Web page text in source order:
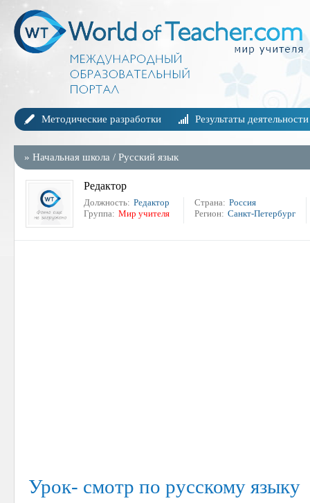
Методические разработки Результаты деятельности
» Начальная школа / Русский язык
Редактор
Должность: Редактор
Группа: Мир учителя
Страна: Россия
Регион: Санкт-Петербург
Урок- смотр по русскому языку